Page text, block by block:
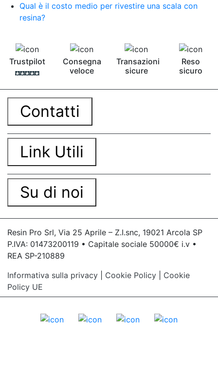
Qual è il costo medio per rivestire una scala con
resina?
Trustpilot
Consegna
veloce
Transazioni
sicure
Reso
sicuro
Contatti
Link Utili
Su di noi
Resin Pro Srl, Via 25 Aprile – Z.I.snc, 19021 Arcola SP
P.IVA: 01473200119 • Capitale sociale 50000€ i.v •
REA SP-210889
Informativa sulla privacy
Cookie Policy
Cookie
Policy UE